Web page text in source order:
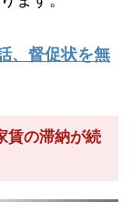
、督促状を無
賃の滞納が続